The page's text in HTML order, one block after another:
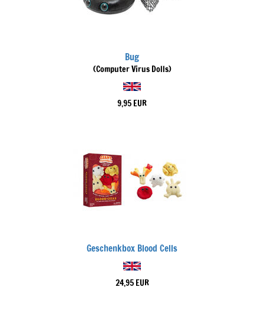
Bug
(Computer Virus Dolls)
9,95 EUR
Geschenkbox Blood Cells
24,95 EUR